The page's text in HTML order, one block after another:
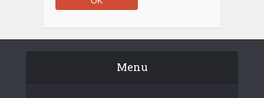
Menu